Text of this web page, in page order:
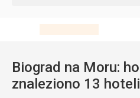
Biograd na Moru: hotele z opiniami,
znaleziono 13 hoteli